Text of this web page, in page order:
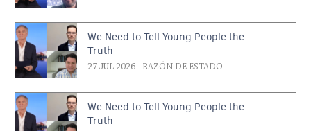
We Need to Tell Young People the
Truth
27 JUL 2026 - RAZÓN DE ESTADO
We Need to Tell Young People the
Truth